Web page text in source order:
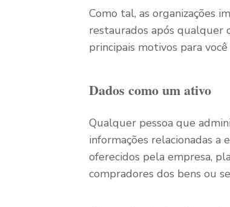
Como tal, as organizações
restaurados após qualquer
principais motivos para
Dados como um ativo
Qualquer pessoa que
informações relacionadas a
oferecidos pela empresa,
compradores dos bens ou